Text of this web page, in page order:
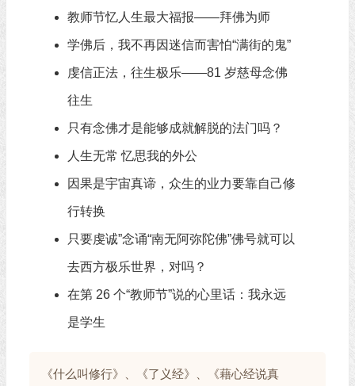
教师节忆人生最大福报——拜佛为师
学佛后，我不再因迷信而害怕“满街的鬼”
虔信正法，往生极乐——81 岁慈母念佛
往生
只有念佛才是能够成就解脱的法门吗？
人生无常 忆思我的外公
因果是宇宙真谛，众生的业力要靠自己修
行转换
只要虔诚”念诵“南无阿弥陀佛”佛号就可以
去西方极乐世界，对吗？
在第 26 个“教师节”说的心里话：我永远
是学生
《什么叫修行》、《了义经》、《藉心经说真